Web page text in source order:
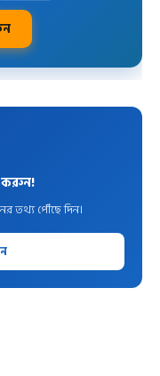
করুন!
তথ্য পৌঁছে দিন।